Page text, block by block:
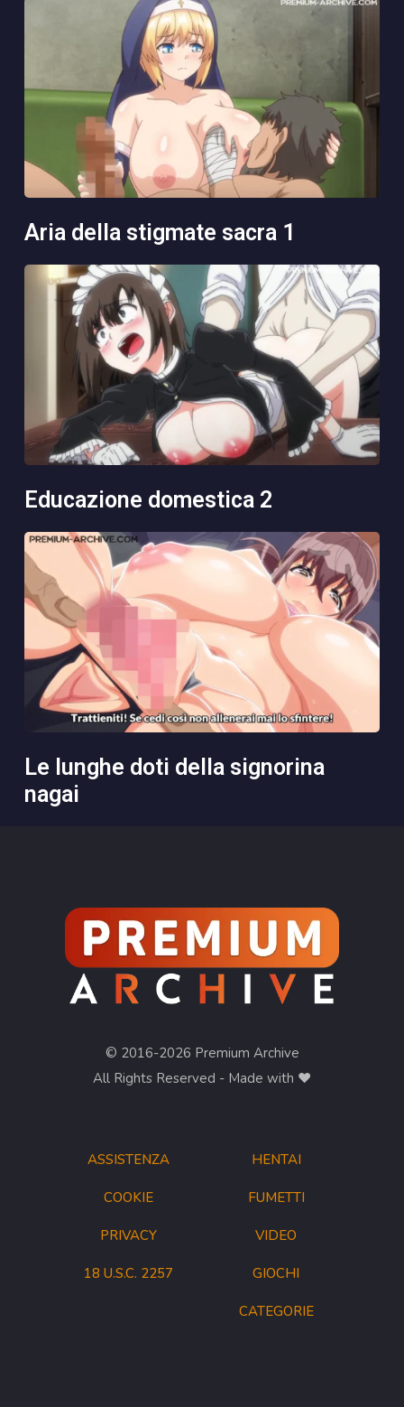
aria della stigmate sacra 1
educazione domestica 2
le lunghe doti della signorina
nagai
ASSISTENZA
COOKIE
PRIVACY
18 U.S.C. 2257
© 2016-2026 Premium Archive
All Rights Reserved - Made with ❤︎
HENTAI
FUMETTI
VIDEO
GIOCHI
CATEGORIE